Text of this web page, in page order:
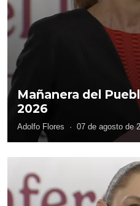
Mañanera del
2026
Adolfo Flores · 07 de agosto de